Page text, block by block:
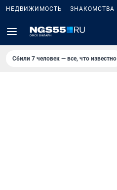
НЕДВИЖИМОСТЬ ЗНАКОМСТВА
Сбили 7 человек — все, что известно